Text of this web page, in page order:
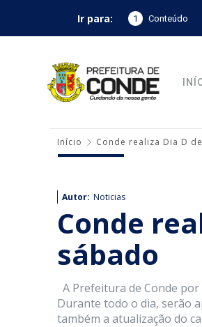
Ir para: 1 Conteúdo
Início Conde realiza Dia D
Autor: Noticias
Conde
sábado
A Prefeitura de Conde por
Durante todo o dia, serão
também a atualização do